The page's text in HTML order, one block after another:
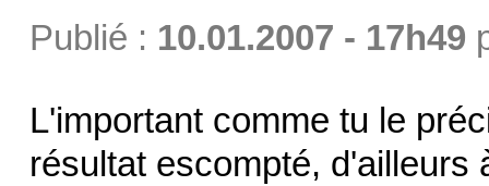
Publié : 10.01.2007 - 17h49
L'important comme tu le
résultat escompté, d'ailleurs